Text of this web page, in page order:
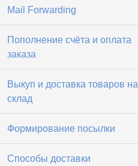
Mail Forwarding
Пополнение счёта и оплата
заказа
Выкуп и доставка товаров на
склад
Формирование посылки
Способы доставки